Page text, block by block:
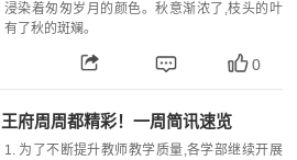
浸染着匆匆岁月的颜色。秋意渐浓了,枝头的叶
有了秋的斑斓。
0
王府周周都精彩！一周简讯速览
1. 为了不断提升教师教学质量,各学部继续开展